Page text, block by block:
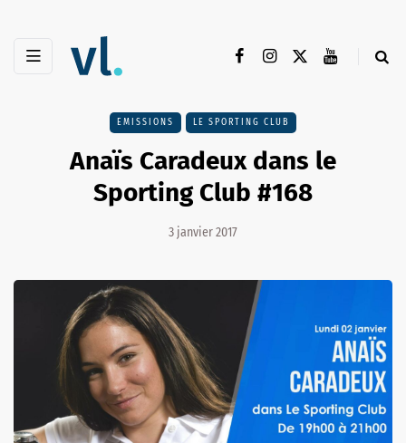
EMISSIONS LE SPORTING CLUB
Anaïs Caradeux dans le
Sporting Club #168
3 janvier 2017